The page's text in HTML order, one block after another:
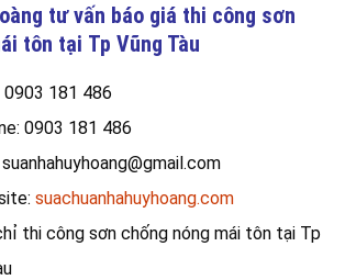
tư vấn báo giá thi công sơn
tôn tại Tp Vũng Tàu
0903 181 486
0903 181 486
suachuanhahuyhoang.com
thi công sơn chống nóng mái tôn tại Tp